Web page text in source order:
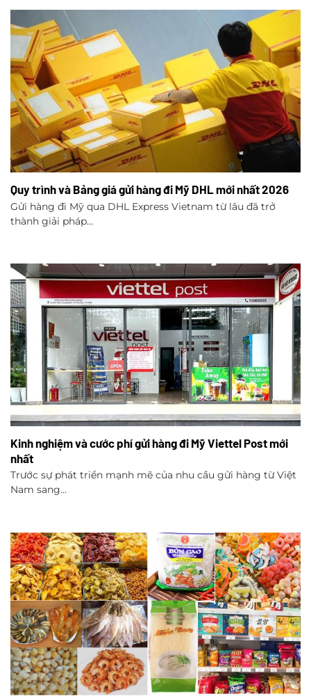
Quy trình và Bảng giá gửi hàng đi Mỹ DHL mới nhất 2026
Gửi hàng đi Mỹ qua DHL Express Vietnam từ lâu đã trở
thành giải pháp...
Kinh nghiệm và cước phí gửi hàng đi Mỹ Viettel Post mới
nhất
Trước sự phát triển mạnh mẽ của nhu cầu gửi hàng từ Việt
Nam sang...